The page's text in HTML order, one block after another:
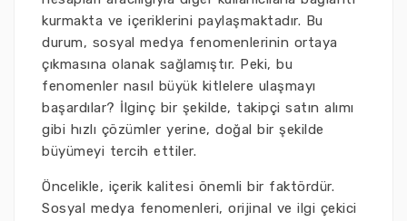
kurmakta ve içeriklerini paylaşmaktadır. Bu
durum, sosyal medya fenomenlerinin ortaya
çıkmasına olanak sağlamıştır. Peki, bu
fenomenler nasıl büyük kitlelere ulaşmayı
başardılar? İlginç bir şekilde, takipçi satın alımı
gibi hızlı çözümler yerine, doğal bir şekilde
büyümeyi tercih ettiler.
Öncelikle, içerik kalitesi önemli bir faktördür.
Sosyal medya fenomenleri, orijinal ve ilgi çekici